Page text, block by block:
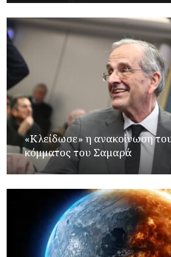
«Κλείδωσε» η ανακοίνωση
κόμματος του Σαμαρά